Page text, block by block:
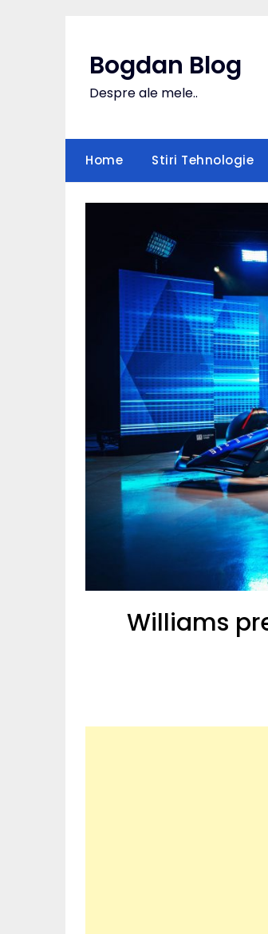
Bogdan Blog
Despre ale mele..
Home Stiri Tehnologie
Williams